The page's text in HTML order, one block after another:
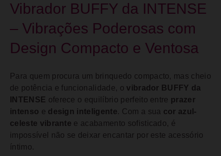
Vibrador BUFFY da INTENSE
– Vibrações Poderosas com
Design Compacto e Ventosa
Para quem procura um brinquedo compacto, mas cheio
de potência e funcionalidade, o vibrador BUFFY da
INTENSE oferece o equilíbrio perfeito entre prazer
intenso e design inteligente. Com a sua cor azul-
celeste vibrante e acabamento sofisticado, é
impossível não se deixar encantar por este acessório
íntimo.